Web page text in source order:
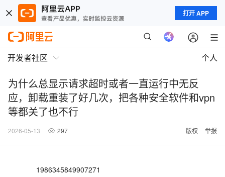
打开 APP
开发者社区 个人
为什么总显示请求超时或者一直运行中无反
应，卸载重装了好几次，把各种安全软件和vpn
等都关了也不行
2026-05-13 297 版权 举报
1986345849907271